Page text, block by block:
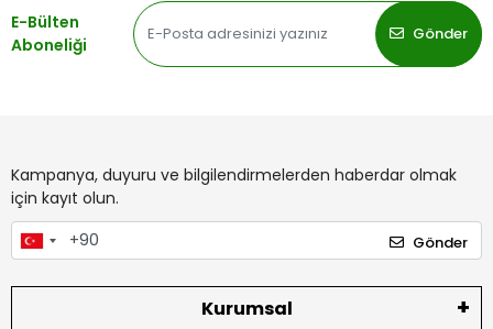
E-Bülten
Aboneliği
Gönder
Kampanya, duyuru ve bilgilendirmelerden haberdar olmak
için kayıt olun.
Gönder
Kurumsal